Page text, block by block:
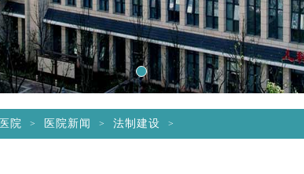
1
院 > 医院新闻 > 法制建设 >